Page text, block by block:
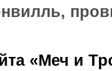
«Меч и